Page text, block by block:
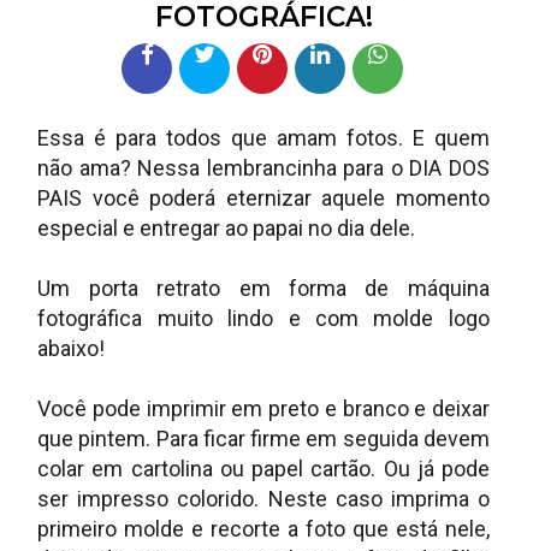
FOTOGRÁFICA!
Essa é para todos que amam fotos. E quem
não ama? Nessa lembrancinha para o DIA DOS
PAIS você poderá eternizar aquele momento
especial e entregar ao papai no dia dele.
Um porta retrato em forma de máquina
fotográfica muito lindo e com molde logo
abaixo!
Você pode imprimir em preto e branco e deixar
que pintem. Para ficar firme em seguida devem
colar em cartolina ou papel cartão. Ou já pode
ser impresso colorido. Neste caso imprima o
primeiro molde e recorte a foto que está nele,